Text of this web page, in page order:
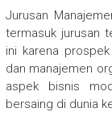
Jurusan
termasuk jurusan
ini karena
dan manajemen
aspek bisnis
bersaing di dunia